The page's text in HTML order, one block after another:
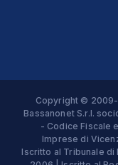
Copyright ©
Bassanonet S.r.l.
- Codice Fiscale
Imprese di
Iscritto al Tribunale di